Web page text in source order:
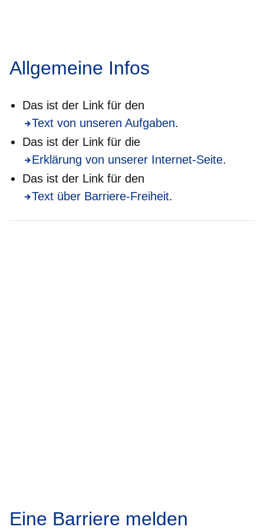
Allgemeine Infos
Das ist der Link für den
Text von unseren Aufgaben.
Das ist der Link für die
Erklärung von unserer Internet-Seite.
Das ist der Link für den
Text über Barriere-Freiheit.
Eine Barriere melden